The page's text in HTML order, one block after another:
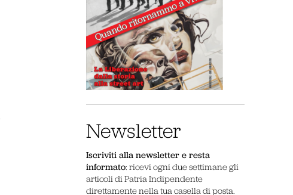
Newsletter
Iscriviti alla newsletter e resta
informato: ricevi ogni due settimane gli
articoli di Patria Indipendente
direttamente nella tua casella di posta.